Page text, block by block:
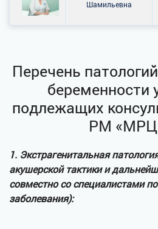
Шамильевна
Перечень
беременности
подлежащих
РМ
1. Экстрагенитальная
акушерской тактики и
совместно со специалистами
заболевания):